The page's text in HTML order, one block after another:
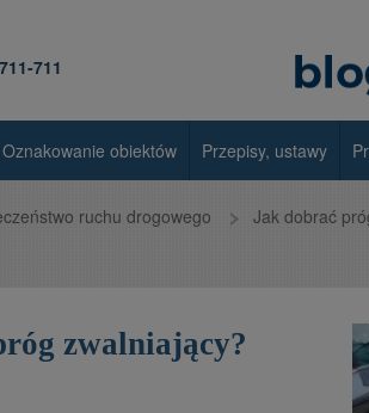
711
Oznakowanie obiektów Przepisy, ustawy
ruchu drogowego Jak dobrać
zwalniający?